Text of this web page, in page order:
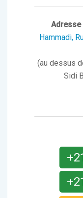
Adresse
Hammadi,
(au dessus
Sidi